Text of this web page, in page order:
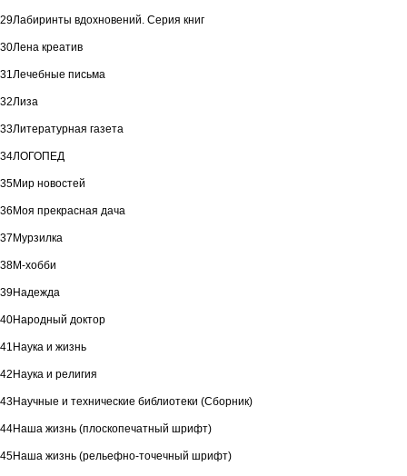
29Лабиринты вдохновений. Серия книг
30Лена креатив
31Лечебные письма
32Лиза
33Литературная газета
34ЛОГОПЕД
35Мир новостей
36 Моя прекрасная дача
37 Мурзилка
38М-хобби
39Надежда
40Народный доктор
41 Наука и жизнь
42 Наука и религия
43Научные и технические библиотеки (Сборник)
44Наша жизнь (плоскопечатный шpифт)
45Наша жизнь (рельефно-точечный шрифт)